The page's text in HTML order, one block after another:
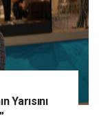
Yarısını